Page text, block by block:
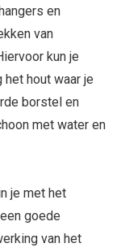
en
van
kun je
hout waar je
borstel en
met water en
je met het
goede
van het